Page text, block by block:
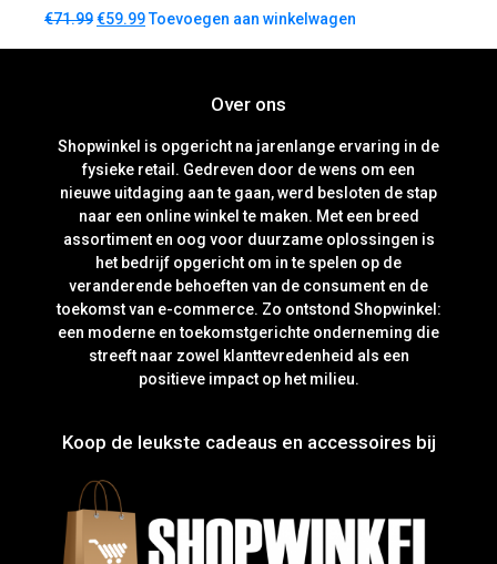
€71.99€59.99Toevoegen aan winkelwagen
Over ons
Shopwinkel is opgericht na jarenlange ervaring in de
fysieke retail. Gedreven door de wens om een
nieuwe uitdaging aan te gaan, werd besloten de stap
naar een online winkel te maken. Met een breed
assortiment en oog voor duurzame oplossingen is
het bedrijf opgericht om in te spelen op de
veranderende behoeften van de consument en de
toekomst van e-commerce. Zo ontstond Shopwinkel:
een moderne en toekomstgerichte onderneming die
streeft naar zowel klanttevredenheid als een
positieve impact op het milieu.
Koop de leukste cadeaus en accessoires bij